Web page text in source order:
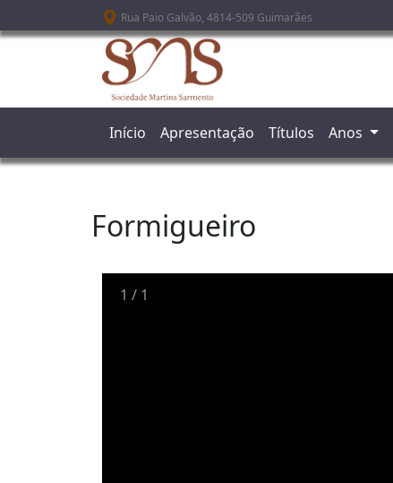
Passar para o conteúdo principal
Rua Paio Galvão, 4814-509 Guimarães
Início Apresentação Títulos Anos
Formigueiro
1 / 1